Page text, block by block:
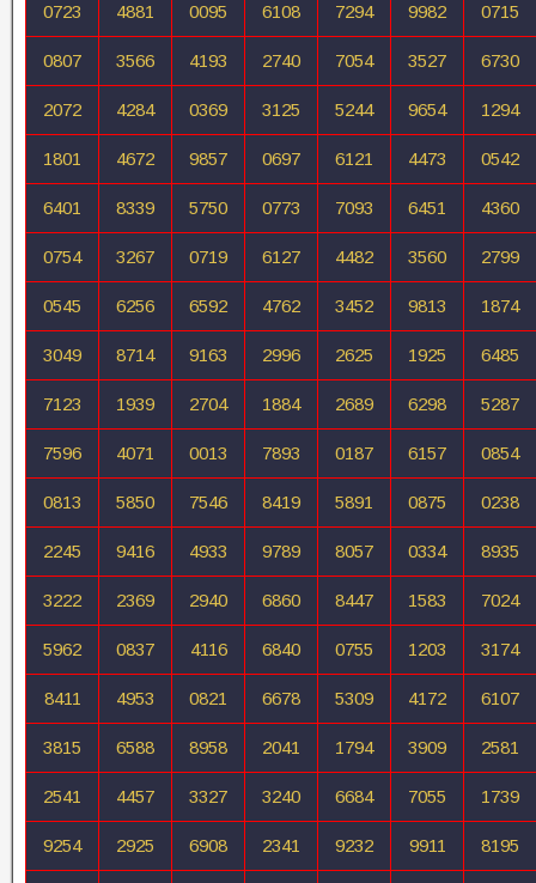
0723 4881 0095 6108 7294 9982 0715
0807 3566 4193 2740 7054 3527 6730
2072 4284 0369 3125 5244 9654 1294
1801 4672 9857 0697 6121 4473 0542
6401 8339 5750 0773 7093 6451 4360
0754 3267 0719 6127 4482 3560 2799
0545 6256 6592 4762 3452 9813 1874
3049 8714 9163 2996 2625 1925 6485
7123 1939 2704 1884 2689 6298 5287
7596 4071 0013 7893 0187 6157 0854
0813 5850 7546 8419 5891 0875 0238
2245 9416 4933 9789 8057 0334 8935
3222 2369 2940 6860 8447 1583 7024
5962 0837 4116 6840 0755 1203 3174
8411 4953 0821 6678 5309 4172 6107
3815 6588 8958 2041 1794 3909 2581
2541 4457 3327 3240 6684 7055 1739
9254 2925 6908 2341 9232 9911 8195